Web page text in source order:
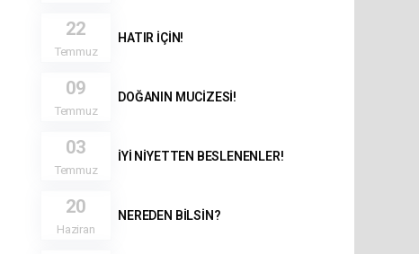
22
Temmuz
HATIR İÇİN!
09
Temmuz
DOĞANIN MUCİZESİ!
03
Temmuz
İYİ NİYETTEN BESLENENLER!
20
Haziran
NEREDEN BİLSİN?